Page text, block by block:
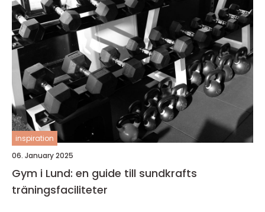
inspiration
06. January 2025
Gym i Lund: en guide till sundkrafts
träningsfaciliteter